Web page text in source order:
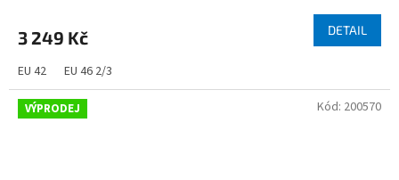
3 249 Kč DETAIL
EU 42 EU 46 2/3
VÝPRODEJ Kód: 200570